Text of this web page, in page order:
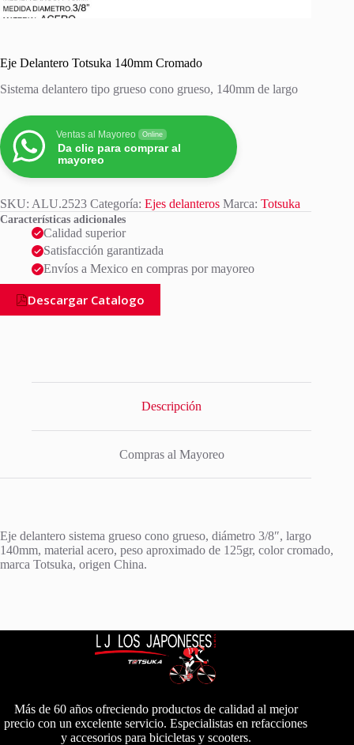
Eje Delantero Totsuka 140mm Cromado
Sistema delantero tipo grueso cono grueso, 140mm de largo
Ventas al Mayoreo Online
Da clic para comprar al
mayoreo
SKU: ALU.2523 Categoría: Ejes delanteros Marca: Totsuka
Características adicionales
Calidad superior
Satisfacción garantizada
Envíos a Mexico en compras por mayoreo
Descargar Catalogo
Descripción
Compras al Mayoreo
Eje delantero sistema grueso cono grueso, diámetro 3/8″, largo
140mm, material acero, peso aproximado de 125gr, color cromado,
marca Totsuka, origen China.
Más de 60 años ofreciendo productos de calidad al mejor
precio con un excelente servicio. Especialistas en refacciones
y accesorios para bicicletas y scooters.